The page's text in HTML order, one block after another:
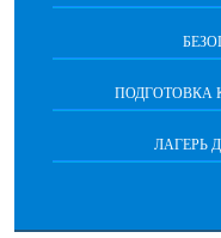
ПОДГОТОВКА
ЛАГЕРЬ